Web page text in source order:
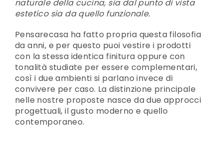
naturale della cucina, sia dal punto di vista
estetico sia da quello funzionale.
Pensarecasa ha fatto propria questa filosofia
da anni, e per questo puoi vestire i prodotti
con la stessa identica finitura oppure con
tonalità studiate per essere complementari,
così i due ambienti si parlano invece di
convivere per caso. La distinzione principale
nelle nostre proposte nasce da due approcci
progettuali, il gusto moderno e quello
contemporaneo.